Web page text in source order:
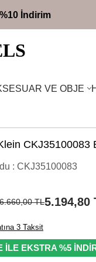
VE OBJE
CKJ35100083
: CKJ35100083
6.660,00TL5.194,80
3 Taksit
İLE EKSTRA %5